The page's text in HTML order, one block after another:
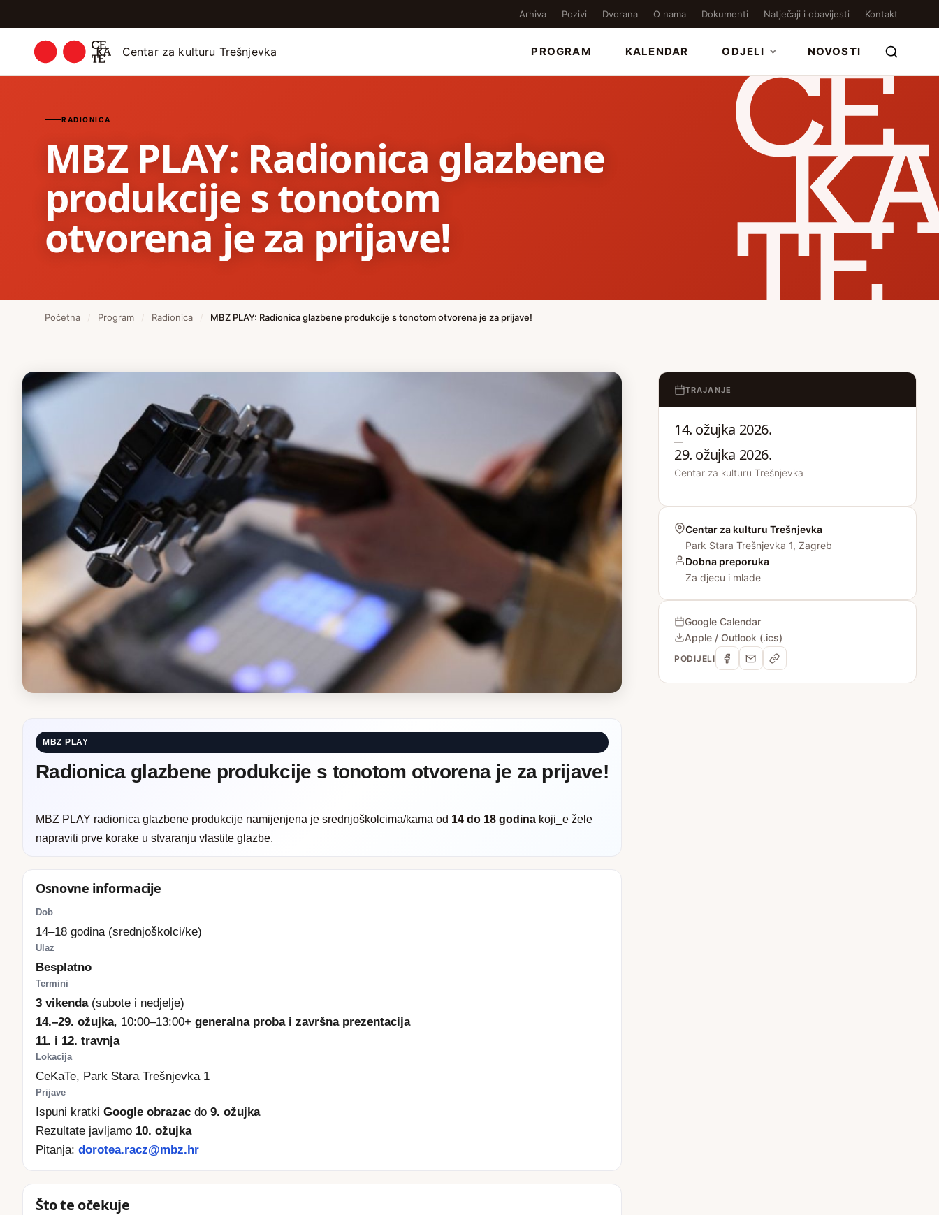
Arhiva Pozivi Dvorana O nama Dokumenti Natječaji i obavijesti Kontakt
Centar za kulturu Trešnjevka PROGRAM KALENDAR ODJELI NOVOSTI
RADIONICA
MBZ PLAY: Radionica glazbene
produkcije s tonotom
otvorena je za prijave!
Početna / Program / Radionica / MBZ PLAY: Radionica glazbene produkcije s tonotom otvorena je za prijave!
MBZ PLAY
Radionica glazbene produkcije s tonotom otvorena je za prijave!
MBZ PLAY radionica glazbene produkcije namijenjena je srednjoškolcima/kama od 14 do 18 godina koji_e žele
napraviti prve korake u stvaranju vlastite glazbe.
Osnovne informacije
Dob
14–18 godina (srednjoškolci/ke)
Ulaz
Besplatno
Termini
3 vikenda(subote i nedjelje)
14.–29. ožujka, 10:00–13:00+ generalna proba i završna prezentacija
11. i 12. travnja
Lokacija
CeKaTe, Park Stara Trešnjevka 1
Prijave
Ispuni kratki Google obrazac do 9. ožujka
Rezultate javljamo 10. ožujka
Pitanja: dorotea.racz@mbz.hr
Što te očekuje
TRAJANJE
14. ožujka 2026.
—
29. ožujka 2026.
Centar za kulturu Trešnjevka
Centar za kulturu Trešnjevka
Park Stara Trešnjevka 1, Zagreb
Dobna preporuka
Za djecu i mlade
Google Calendar
Apple / Outlook (.ics)
PODIJELI